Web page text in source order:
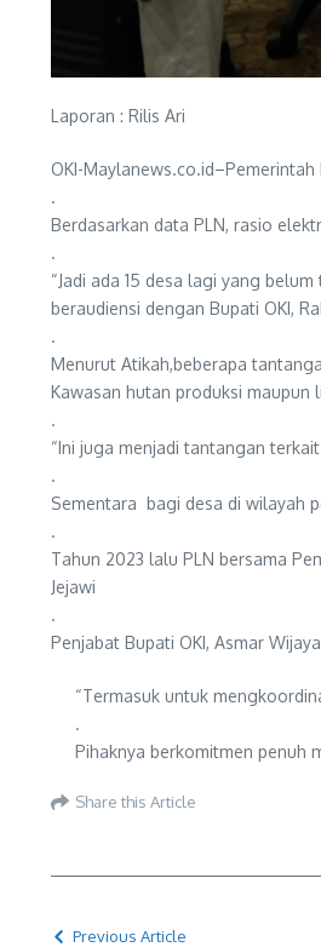
Laporan : Rilis Ari
OKI-
.
Berdasarkan data PLN, rasio
.
“Jadi ada 15 desa lagi yang
beraudiensi dengan Bupati OKI,
.
Menurut Atikah,beberapa
Kawasan hutan produksi maupun
.
“Ini juga menjadi tantangan
.
Sementara bagi desa di wilayah
.
Tahun 2023 lalu PLN bersama
Jejawi
.
Penjabat Bupati OKI, Asmar
“Termasuk untuk
.
Pihaknya berkomitmen penuh
Share this Article
Previous Article